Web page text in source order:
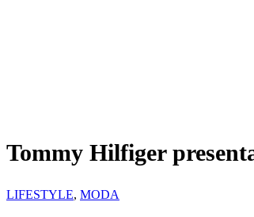
Tommy Hilfiger
LIFESTYLE, MODA